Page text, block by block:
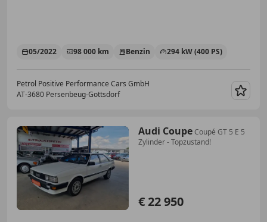
05/2022 98 000 km Benzin 294 kW (400 PS)
Petrol Positive Performance Cars GmbH
AT-3680 Persenbeug-Gottsdorf
Audi CoupeCoupé GT 5 E 5
Zylinder - Topzustand!
€ 22 950